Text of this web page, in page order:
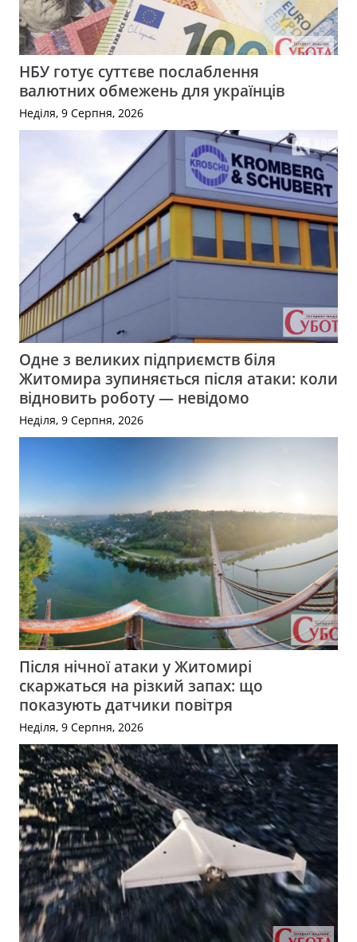
НБУ готує суттєве послаблення
валютних обмежень для українців
Неділя, 9 Серпня, 2026
Одне з великих підприємств біля
Житомира зупиняється після атаки: коли
відновить роботу — невідомо
Неділя, 9 Серпня, 2026
Після нічної атаки у Житомирі
скаржаться на різкий запах: що
показують датчики повітря
Неділя, 9 Серпня, 2026